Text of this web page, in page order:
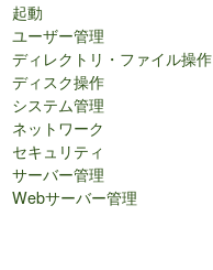
起動
ユーザー管理
ディレクトリ・ファイル操作
ディスク操作
システム管理
ネットワーク
セキュリティ
サーバー管理
Webサーバー管理